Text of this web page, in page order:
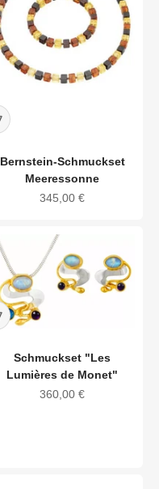
Bernstein-Schmuckset
Meeressonne
Angebot
345,00 €
Schmuckset "Les
Lumières de Monet"
Angebot
360,00 €